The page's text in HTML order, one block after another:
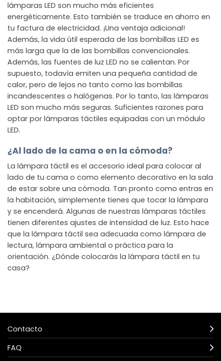
lámparas LED son mucho más eficientes
energéticamente. Esto también se traduce en ahorro en
tu factura de electricidad. ¡Una ventaja adicional!
Además, la vida útil esperada de las bombillas LED es
más larga que la de las bombillas convencionales.
Además, las fuentes de luz LED no se calientan. Por
supuesto, todavía emiten una pequeña cantidad de
calor, pero de lejos no tanto como las bombillas
incandescentes o halógenas. Por lo tanto, las lámparas
LED son mucho más seguras. Suficientes razones para
optar por lámparas táctiles equipadas con un módulo
LED.
¿Al lado de la cama o en la cómoda?
La lámpara táctil es el accesorio ideal para colocar al
lado de tu cama o como elemento decorativo en la sala
de estar sobre una cómoda. Tan pronto como entras en
la habitación, simplemente tienes que tocar la lámpara
y se encenderá. Algunas de nuestras lámparas táctiles
tienen diferentes ajustes de intensidad de luz. Esto hace
que la lámpara táctil sea adecuada como lámpara de
lectura, lámpara ambiental o práctica para la
orientación. ¿Dónde colocarás la lámpara táctil en tu
casa?
Contacto
FAQ